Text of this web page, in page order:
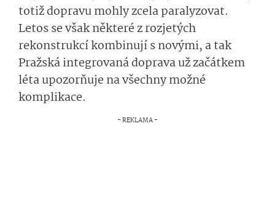
totiž dopravu mohly zcela paralyzovat.
Letos se však některé z rozjetých
rekonstrukcí kombinují s novými, a tak
Pražská integrovaná doprava už začátkem
léta upozorňuje na všechny možné
komplikace.